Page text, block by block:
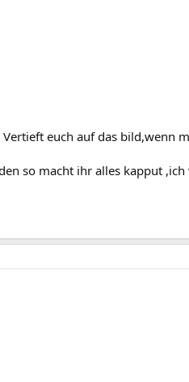
euch auf das bild,wenn
so macht ihr alles kapput ,ich